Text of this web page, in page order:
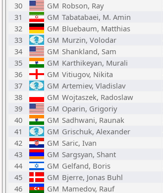
30
GM Robson, Ray
31
GM Tabatabaei, M. Amin
32
GM Bluebaum, Matthias
33
GM Murzin, Volodar
34
GM Shankland, Sam
35
GM Karthikeyan, Murali
36
GM Vitiugov, Nikita
37
GM Artemiev, Vladislav
38
GM Wojtaszek, Radoslaw
39
GM Oparin, Grigoriy
40
GM Sadhwani, Raunak
41
GM Grischuk, Alexander
42
GM Saric, Ivan
43
GM Sargsyan, Shant
44
GM Gelfand, Boris
45
GM Bjerre, Jonas Buhl
46
GM Mamedov, Rauf